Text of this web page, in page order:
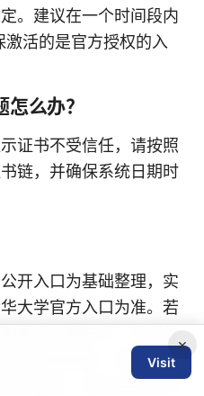
。建议在一个时间段内
活的是官方授权的入
么办？
证书不受信任，请按照
链，并确保系统日期时
开入口为基础整理，实
大学官方入口为准。若
更多实操技巧，记得关
见问题更新。若你需要
区留言，我们会结合你
×
Visit